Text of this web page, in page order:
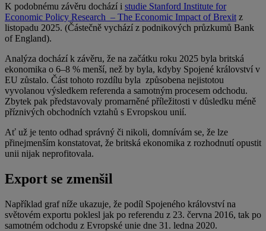
K podobnému závěru dochází i studie Stanford Institute for
Economic Policy Research – The Economic Impact of Brexit z
listopadu 2025. (Částečně vychází z podnikových průzkumů Bank
of England).
Analýza dochází k závěru, že na začátku roku 2025 byla britská
ekonomika o 6–8 % menší, než by byla, kdyby Spojené království v
EU zůstalo. Část tohoto rozdílu byla způsobena nejistotou
vyvolanou výsledkem referenda a samotným procesem odchodu.
Zbytek pak představovaly promarněné příležitosti v důsledku méně
příznivých obchodních vztahů s Evropskou unií.
Ať už je tento odhad správný či nikoli, domnívám se, že lze
přinejmenším konstatovat, že britská ekonomika z rozhodnutí opustit
unii nijak neprofitovala.
Export se zmenšil
Například graf níže ukazuje, že podíl Spojeného království na
světovém exportu poklesl jak po referendu z 23. června 2016, tak po
samotném odchodu z Evropské unie dne 31. ledna 2020.